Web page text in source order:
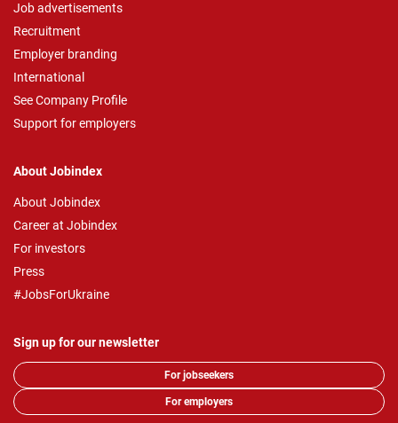
Job advertisements
Recruitment
Employer branding
International
See Company Profile
Support for employers
About Jobindex
About Jobindex
Career at Jobindex
For investors
Press
#JobsForUkraine
Sign up for our newsletter
For jobseekers
For employers